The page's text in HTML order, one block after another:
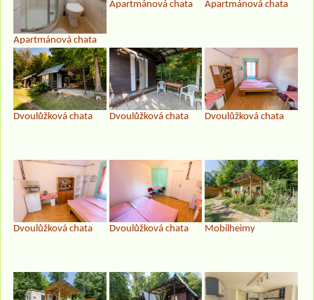
Apartmánová chata
Apartmánová chata Apartmánová chata
Dvoulůžková chata Dvoulůžková chata Dvoulůžková chata
Dvoulůžková chata Dvoulůžková chata Mobilheimy